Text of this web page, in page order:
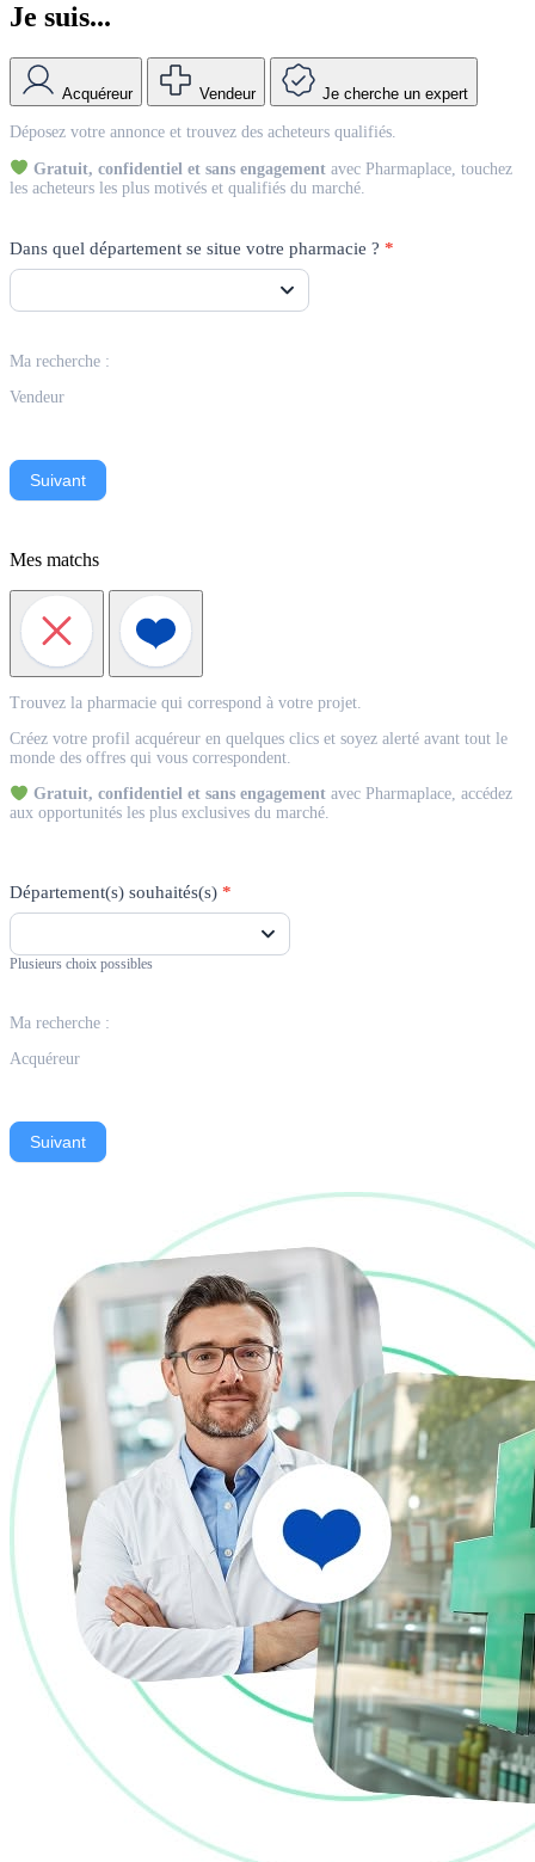
Je suis...
Acquéreur Vendeur Je cherche un expert
Vendeur
Déposez votre annonce et trouvez des acheteurs qualifiés.
Gratuit, confidentiel et sans engagement avec Pharmaplace, touchez
les acheteurs les plus motivés et qualifiés du marché.
Dans quel département se situe votre pharmacie ? *
Ma recherche :
Vendeur
Suivant
Mes matchs
Acquéreur
Trouvez la pharmacie qui correspond à votre projet.
Créez votre profil acquéreur en quelques clics et soyez alerté avant tout le
monde des offres qui vous correspondent.
Gratuit, confidentiel et sans engagementavec Pharmaplace, accédez
aux opportunités les plus exclusives du marché.
Département(s) souhaités(s) *
Plusieurs choix possibles
Ma recherche :
Acquéreur
Suivant